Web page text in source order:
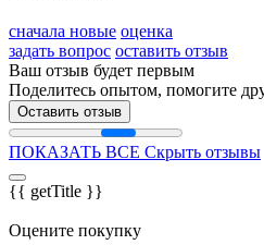
сначала новые оценка
задать вопрос оставить отзыв
Ваш отзыв будет первым
Поделитесь опытом, помогите
Оставить отзыв
ПОКАЗАТЬ ВСЕ Скрыть отзывы
{{ getTitle }}
Оцените покупку